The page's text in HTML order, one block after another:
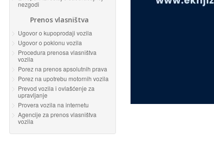
nezgodi
Prenos vlasništva
Ugovor o kupoprodaji vozila
Ugovor o poklonu vozila
Procedura prenosa vlasništva
vozila
Porez na prenos apsolutnih prava
Porez na upotrebu motornih vozila
Prevod vozila i ovlašćenje za
upravljanje
Provera vozila na internetu
Agencije za prenos vlasništva
vozila